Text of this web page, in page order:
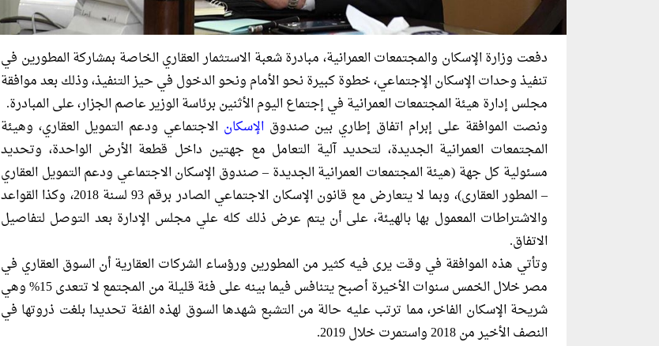
دفعت وزارة الإسكان والمجتمعات العمرانية، مبادرة شعبة الاستثمار العقاري الخاصة بمشاركة المطورين في
تنفيذ وحدات الإسكان الإجتماعي، خطوة كبيرة نحو الأمام ونحو الدخول في حيز التنفيذ، وذلك بعد موافقة
مجلس إدارة هيئة المجتمعات العمرانية في إجتماع اليوم الأثنين برئاسة الوزير عاصم الجزار، على المبادرة.
ونصت الموافقة على إبرام اتفاق إطاري بين صندوقالإسكان الاجتماعي ودعم التمويل العقاري، وهيئة
المجتمعات العمرانية الجديدة، لتحديد آلية التعامل مع جهتين داخل قطعة الأرض الواحدة، وتحديد
مسئولية كل جهة (هيئة المجتمعات العمرانية الجديدة – صندوق الإسكان الاجتماعي ودعم التمويل العقاري
– المطور العقارى)، وبما لا يتعارض مع قانون الإسكان الاجتماعي الصادر برقم 93 لسنة 2018، وكذا القواعد
والاشتراطات المعمول بها بالهيئة، على أن يتم عرض ذلك كله علي مجلس الإدارة بعد التوصل لتفاصيل
الاتفاق.
وتأتي هذه الموافقة في وقت يرى فيه كثير من المطورين ورؤساء الشركات العقارية أن السوق العقاري في
مصر خلال الخمس سنوات الأخيرة أصبح يتنافس فيما بينه على فئة قليلة من المجتمع لا تتعدى 15% وهي
شريحة الإسكان الفاخر، مما ترتب عليه حالة من التشبع شهدها السوق لهذه الفئة تحديدا بلغت ذروتها في
النصف الأخير من 2018 واستمرت خلال 2019.